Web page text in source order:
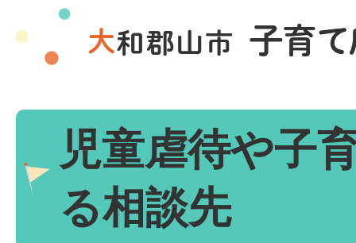
児童虐待や子
る相談先